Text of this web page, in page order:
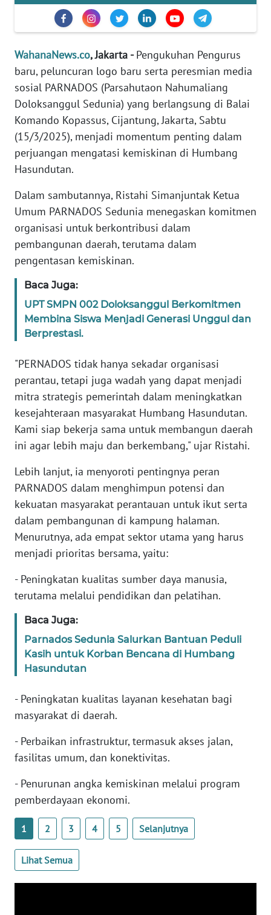
WahanaNews.co, Jakarta -Pengukuhan Pengurus
baru, peluncuran logo baru serta peresmian media
sosial PARNADOS (Parsahutaon Nahumaliang
Doloksanggul Sedunia) yang berlangsung di Balai
Komando Kopassus, Cijantung, Jakarta, Sabtu
(15/3/2025), menjadi momentum penting dalam
perjuangan mengatasi kemiskinan di Humbang
Hasundutan.
Dalam sambutannya, Ristahi Simanjuntak Ketua
Umum PARNADOS Sedunia menegaskan komitmen
organisasi untuk berkontribusi dalam
pembangunan daerah, terutama dalam
pengentasan kemiskinan.
Baca Juga:
UPT SMPN 002 Doloksanggul Berkomitmen
Membina Siswa Menjadi Generasi Unggul dan
Berprestasi.
"PERNADOS tidak hanya sekadar organisasi
perantau, tetapi juga wadah yang dapat menjadi
mitra strategis pemerintah dalam meningkatkan
kesejahteraan masyarakat Humbang Hasundutan.
Kami siap bekerja sama untuk membangun daerah
ini agar lebih maju dan berkembang," ujar Ristahi.
Lebih lanjut, ia menyoroti pentingnya peran
PARNADOS dalam menghimpun potensi dan
kekuatan masyarakat perantauan untuk ikut serta
dalam pembangunan di kampung halaman.
Menurutnya, ada empat sektor utama yang harus
menjadi prioritas bersama, yaitu:
- Peningkatan kualitas sumber daya manusia,
terutama melalui pendidikan dan pelatihan.
Baca Juga:
Parnados Sedunia Salurkan Bantuan Peduli
Kasih untuk Korban Bencana di Humbang
Hasundutan
- Peningkatan kualitas layanan kesehatan bagi
masyarakat di daerah.
- Perbaikan infrastruktur, termasuk akses jalan,
fasilitas umum, dan konektivitas.
- Penurunan angka kemiskinan melalui program
pemberdayaan ekonomi.
1 2 3 4 5 Selanjutnya
Lihat Semua
Informasi
INDEKS
KONTAK
KAMI
INFO
IKLAN
TENTANG
PEDOMAN
SIBER
REDAKSI
KARIR
DISCLAIMER
Wahana
Regional
WN
SUMUT
JAKARTA
WN
JABAR
WN
WN
WN
KEPRI
PAPUA
PAPUA
BARAT
WN
RIAU
WN